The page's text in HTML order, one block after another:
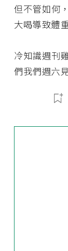
但不管如何
大喝導致體
冷知識週刊
們我們週六